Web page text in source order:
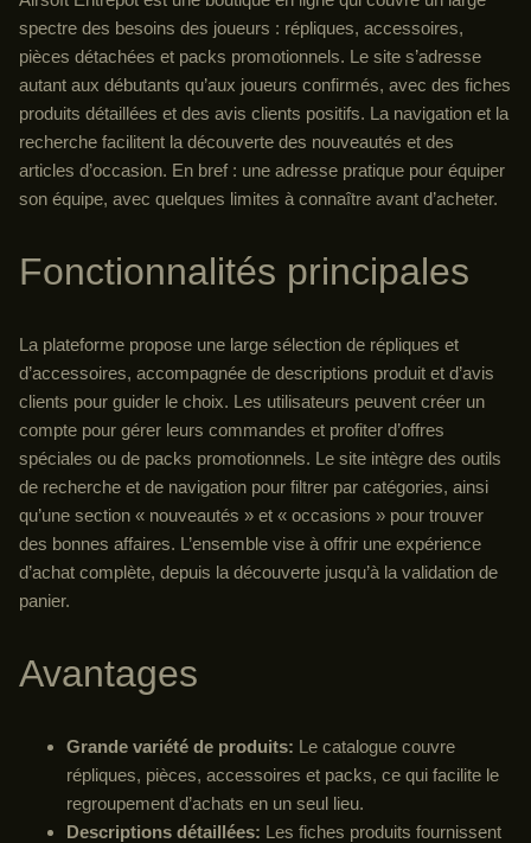
spectre des besoins des joueurs : répliques, accessoires,
pièces détachées et packs promotionnels. Le site s’adresse
autant aux débutants qu’aux joueurs confirmés, avec des fiches
produits détaillées et des avis clients positifs. La navigation et la
recherche facilitent la découverte des nouveautés et des
articles d’occasion. En bref : une adresse pratique pour équiper
son équipe, avec quelques limites à connaître avant d’acheter.
Fonctionnalités principales
La plateforme propose une large sélection de répliques et
d’accessoires, accompagnée de descriptions produit et d’avis
clients pour guider le choix. Les utilisateurs peuvent créer un
compte pour gérer leurs commandes et profiter d’offres
spéciales ou de packs promotionnels. Le site intègre des outils
de recherche et de navigation pour filtrer par catégories, ainsi
qu’une section « nouveautés » et « occasions » pour trouver
des bonnes affaires. L’ensemble vise à offrir une expérience
d’achat complète, depuis la découverte jusqu’à la validation de
panier.
Avantages
Grande variété de produits: Le catalogue couvre
répliques, pièces, accessoires et packs, ce qui facilite le
regroupement d’achats en un seul lieu.
Descriptions détaillées: Les fiches produits fournissent